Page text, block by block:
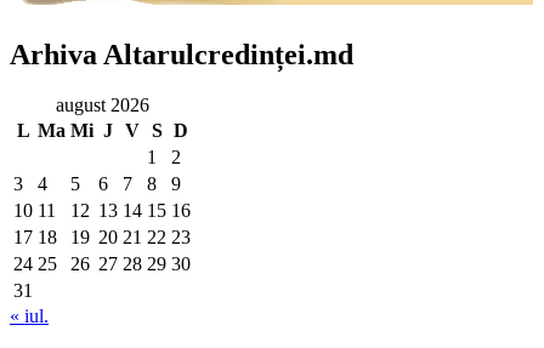
Arhiva Altarulcredinței.md
august 2026
L Ma Mi J V S D
1
2
3
4 5 6 7 8
9
10 11 12 13 14 15 16
17 18 19 20 21 22 23
24 25 26 27 28 29 30
31
« iul.